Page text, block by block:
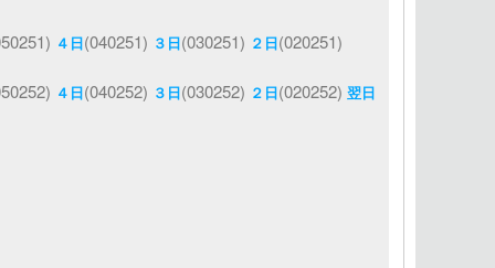
４日(040251) ３日(030251) ２日(020251)
４日(040252) ３日(030252) ２日(020252) 翌日